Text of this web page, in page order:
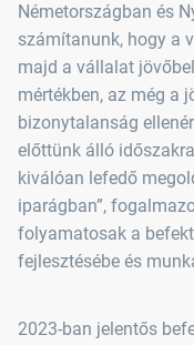
Németországban és
számítanunk, hogy a
majd a vállalat
mértékben, az még a
bizonytalanság
előttünk álló
kiválóan lefedő
iparágban”,
folyamatosak a
fejlesztésébe és
2023-ban jelentős